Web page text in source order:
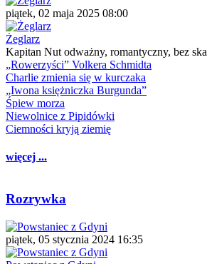
piątek, 02 maja 2025 08:00
Żeglarz
Kapitan Nut odważny, romantyczny, bez
„Rowerzyści” Volkera Schmidta
Charlie zmienia się w kurczaka
„Iwona księżniczka Burgunda”
Śpiew morza
Niewolnice z Pipidówki
Ciemności kryją ziemię
więcej ...
Rozrywka
piątek, 05 stycznia 2024 16:35